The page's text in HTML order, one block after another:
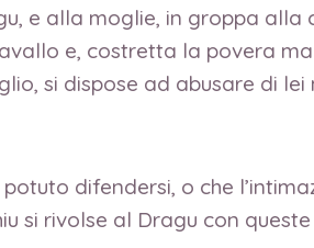
e alla moglie, in groppa alla
e, costretta la povera
si dispose ad abusare di lei
difendersi, o che
si rivolse al Dragu con